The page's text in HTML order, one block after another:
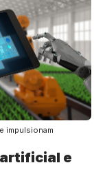
impulsionam
e